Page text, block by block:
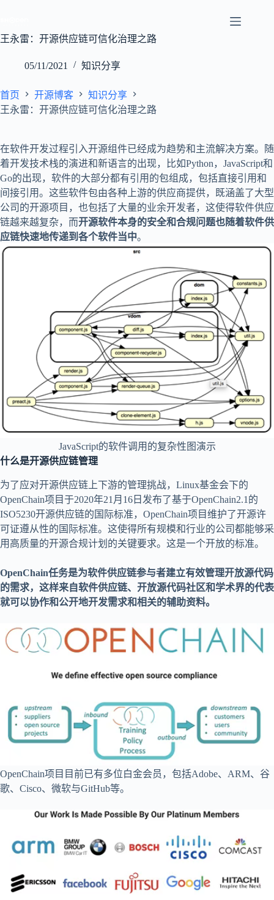
内
王永雷：开源供应链可信化治理之路
05/11/2021 知识分享
首页 开源博客
知识分享
王永雷：开源供应链可信化治理之路
在软件开发过程引入开源组件已经成为趋势和主流解决方案。随
着开发技术栈的演进和新语言的出现，比如Python，JavaScript和
Go的出现，软件的大部分都有引用的包组成，包括直接引用和
间接引用。这些软件包由各种上游的供应商提供，既涵盖了大型
公司的开源项目，也包括了大量的业余开发者，这使得软件供应
链越来越复杂，而开源软件本身的安全和合规问题也随着软件供
应链快速地传递到各个软件当中。
JavaScript的软件调用的复杂性图演示
什么是开源供应链管理
为了应对开源供应链上下游的管理挑战，Linux基金会下的
OpenChain项目于2020年21月16日发布了基于OpenChain2.1的
ISO5230开源供应链的国际标准，OpenChain项目维护了开源许
可证遵从性的国际标准。这使得所有规模和行业的公司都能够采
用高质量的开源合规计划的关键要求。这是一个开放的标准。
OpenChain任务是为软件供应链参与者建立有效管理开放源代码
的需求，这样来自软件供应链、开放源代码社区和学术界的代表
就可以协作和公开地开发需求和相关的辅助资料。
OpenChain项目目前已有多位白金会员，包括Adobe、ARM、谷
歌、Cisco、微软与GitHub等。